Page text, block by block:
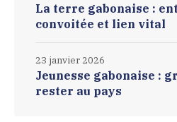
La terre gabonaise :
convoitée et lien vital
Jeunesse gabonaise :
rester au pays
23 janvier 2026